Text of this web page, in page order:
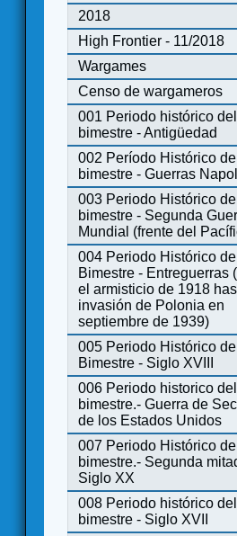
2018
High Frontier - 11/2018
Wargames
Censo de wargameros
001 Periodo histórico del
bimestre - Antigüedad
002 Período Histórico del
bimestre - Guerras
003 Periodo Histórico del
bimestre - Segunda
Mundial (frente del
004 Periodo Histórico del
Bimestre - Entreguerras
el armisticio de 1918
invasión de Polonia en
septiembre de 1939)
005 Periodo Histórico del
Bimestre - Siglo XVIII
006 Periodo historico del
bimestre.- Guerra de
de los Estados Unidos
007 Periodo Histórico del
bimestre.- Segunda
Siglo XX
008 Periodo histórico del
bimestre - Siglo XVII